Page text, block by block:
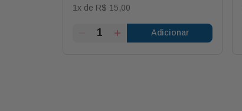
1x de R$ 15,00
Adicionar